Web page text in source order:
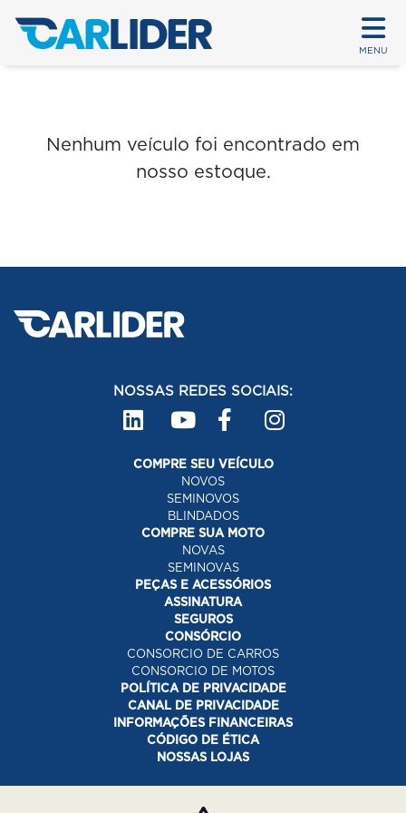
MENU
Nenhum veículo foi encontrado em
nosso estoque.
NOSSAS REDES SOCIAIS:
COMPRE SEU VEÍCULO
NOVOS
SEMINOVOS
BLINDADOS
COMPRE SUA MOTO
NOVAS
SEMINOVAS
PEÇAS E ACESSÓRIOS
ASSINATURA
SEGUROS
CONSÓRCIO
CONSORCIO DE CARROS
CONSORCIO DE MOTOS
POLÍTICA DE PRIVACIDADE
CANAL DE PRIVACIDADE
INFORMAÇÕES FINANCEIRAS
CÓDIGO DE ÉTICA
NOSSAS LOJAS